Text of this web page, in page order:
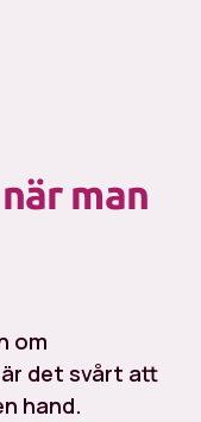
man
om
det svårt att
hand.